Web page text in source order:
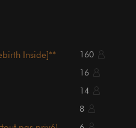
Inside]** 160
16
14
8